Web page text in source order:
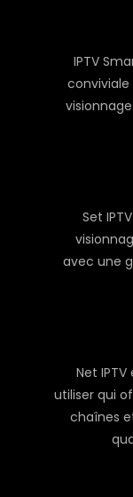
IPTV
Set
avec une
Net
utiliser qui
chaînes